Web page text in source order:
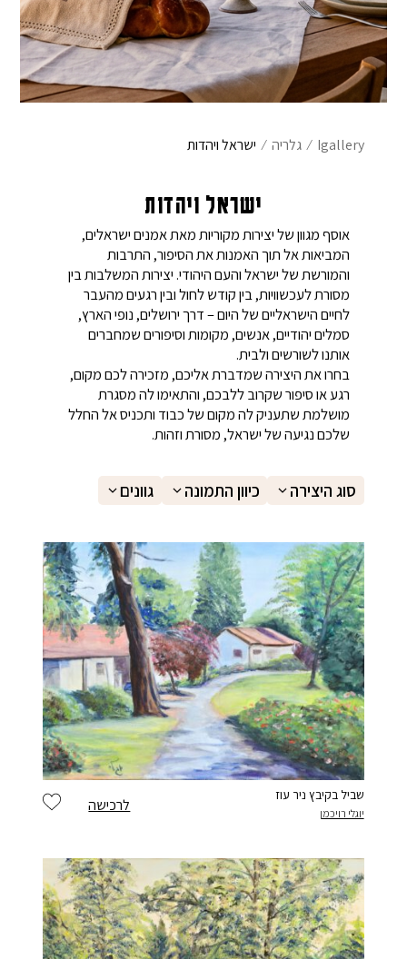
אימייל*
הוֹדָעָה
Igallery
⁄ גלריה ⁄ ישראל ויהדות
ישראל ויהדות
אוסף מגוון של יצירות מקוריות מאת אמנים ישראלים,
המביאות אל תוך האמנות את הסיפור, התרבות
והמורשת של ישראל והעם היהודי. יצירות המשלבות בין
מסורת לעכשוויות, בין קודש לחול ובין רגעים מהעבר
לחיים הישראליים של היום – דרך ירושלים, נופי הארץ,
סמלים יהודיים, אנשים, מקומות וסיפורים שמחברים
אותנו לשורשים ולבית.
בחרו את היצירה שמדברת אליכם, מזכירה לכם מקום,
רגע או סיפור שקרוב ללבכם, והתאימו לה מסגרת
מושלמת שתעניק לה מקום של כבוד ותכניס אל החלל
שלכם נגיעה של ישראל, מסורת וזהות.
סוג היצירה כיוון התמונה גוונים
לרכישה
שביל בקיבץ ניר עוז
יוגלי רויכמן
שם משפחה
פרטי התחברות
בחר שם משתמש באנגלית בלבד
בחר סיסמה מ-6 עד 14 תווים המכלים ספרות ואותיות באנגלית
וודא סיסמה
בהצטרפות הינך מצהיר כי קראת את התקנון ואתה
מסכים
בלחיצה ל תנאי השימוש
אני פחות רוצה לקבל עדכונים, תודה
יש לי חשבון